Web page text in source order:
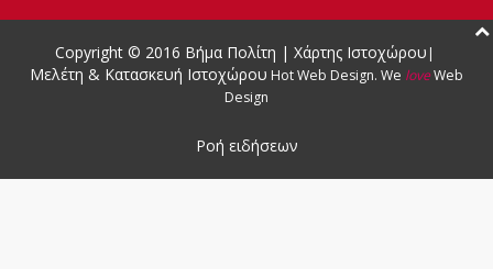
Copyright © 2016 Βήμα Πολίτη | Χάρτης Ιστοχώρου |
Μελέτη & Κατασκευή Ιστοχώρου Hot Web Design. We loveWeb
Design
Ροή ειδήσεων